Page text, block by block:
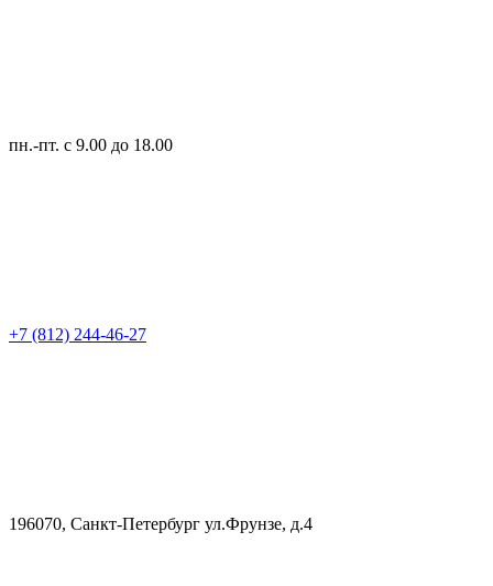
пн.-пт. с 9.00 до 18.00
+7 (812) 244-46-27
196070, Санкт-Петербург ул.Фрунзе, д.4